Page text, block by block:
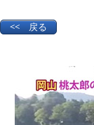
<< 戻る